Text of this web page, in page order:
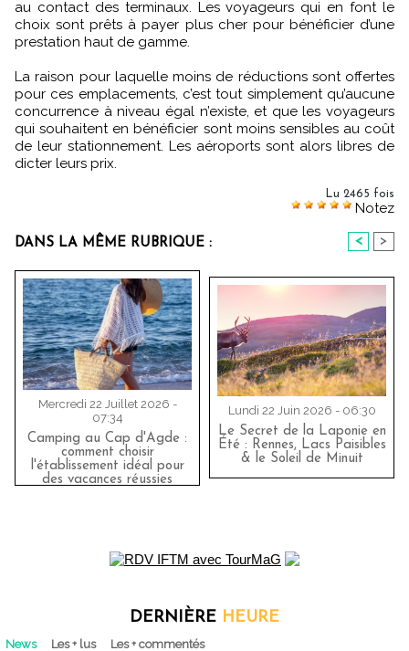
au contact des terminaux. Les voyageurs qui en font le
choix sont prêts à payer plus cher pour bénéficier d’une
prestation haut de gamme.
La raison pour laquelle moins de réductions sont offertes
pour ces emplacements, c’est tout simplement qu’aucune
concurrence à niveau égal n’existe, et que les voyageurs
qui souhaitent en bénéficier sont moins sensibles au coût
de leur stationnement. Les aéroports sont alors libres de
dicter leurs prix.
Lu 2465 fois
Notez
DANS LA MÊME RUBRIQUE : < >
Mercredi 22 Juillet 2026 -
07:34
Camping au Cap d'Agde :
comment choisir
l'établissement idéal pour
des vacances réussies
Lundi 22 Juin 2026 - 06:30
Le Secret de la Laponie en
Été : Rennes, Lacs Paisibles
& le Soleil de Minuit
DERNIÈRE HEURE
News Les + lus Les + commentés